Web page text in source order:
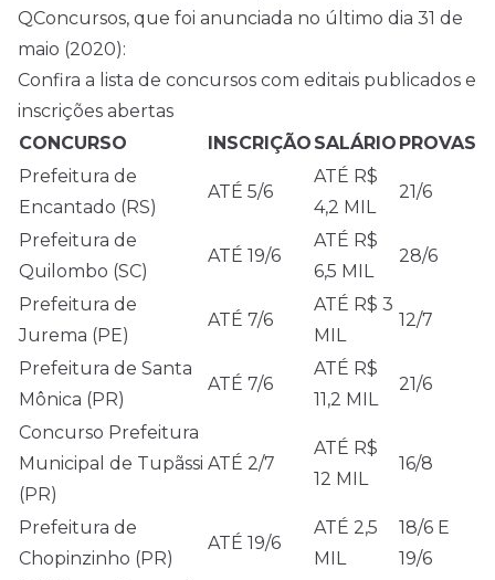
QConcursos, que foi anunciada no último dia 31 de
maio (2020):
Confira a lista de concursos com editais publicados e
inscrições abertas
CONCURSO
INSCRIÇÃO SALÁRIO PROVAS
Prefeitura de
Encantado (RS)
ATÉ 5/6
ATÉ R$
4,2 MIL
21/6
Prefeitura de
Quilombo (SC)
ATÉ 19/6
ATÉ R$
6,5 MIL
28/6
Prefeitura de
Jurema (PE)
ATÉ 7/6
ATÉ R$ 3
MIL
12/7
Prefeitura de Santa
Mônica (PR)
ATÉ 7/6
ATÉ R$
11,2 MIL
21/6
Concurso Prefeitura
Municipal de Tupãssi
(PR)
ATÉ 2/7
ATÉ R$
12 MIL
16/8
Prefeitura de
Chopinzinho (PR)
ATÉ 19/6
ATÉ 2,5
MIL
18/6 E
19/6